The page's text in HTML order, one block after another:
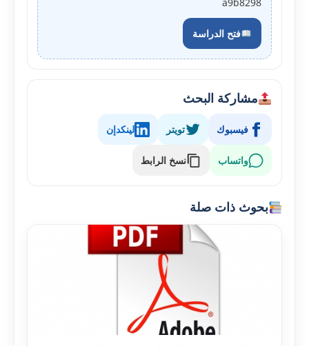
فتح الدراسة
مشاركة البحث
فيسبوك تويتر لينكدإن
واتساب نسخ الرابط
بحوث ذات صلة